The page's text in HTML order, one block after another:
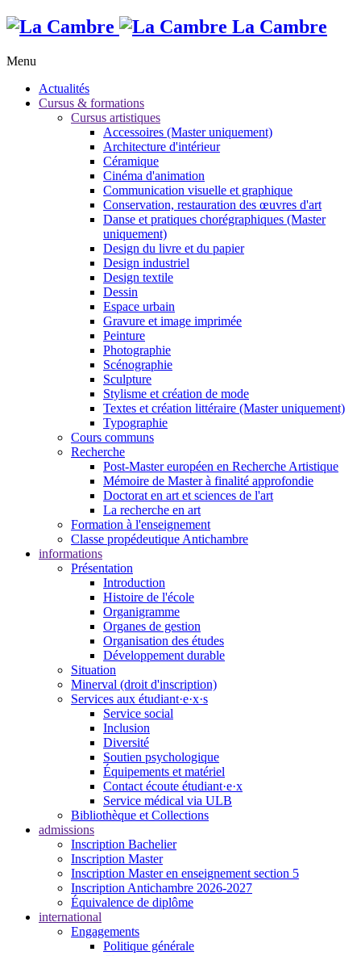
La Cambre
Menu
Actualités
Cursus & formations
Cursus artistiques
Accessoires (Master uniquement)
Architecture d'intérieur
Céramique
Cinéma d'animation
Communication visuelle et graphique
Conservation, restauration des œuvres d'art
Danse et pratiques chorégraphiques (Master
uniquement)
Design du livre et du papier
Design industriel
Design textile
Dessin
Espace urbain
Gravure et image imprimée
Peinture
Photographie
Scénographie
Sculpture
Stylisme et création de mode
Textes et création littéraire (Master uniquement)
Typographie
Cours communs
Recherche
Post-Master européen en Recherche Artistique
Mémoire de Master à finalité approfondie
Doctorat en art et sciences de l'art
La recherche en art
Formation à l'enseignement
Classe propédeutique Antichambre
informations
Présentation
Introduction
Histoire de l'école
Organigramme
Organes de gestion
Organisation des études
Développement durable
Situation
Minerval (droit d'inscription)
Services aux étudiant·e·x·s
Service social
Inclusion
Diversité
Soutien psychologique
Équipements et matériel
Contact écoute étudiant·e·x
Service médical via ULB
Bibliothèque et Collections
admissions
Inscription Bachelier
Inscription Master
Inscription Master en enseignement section 5
Inscription Antichambre 2026-2027
Équivalence de diplôme
international
Engagements
Politique générale